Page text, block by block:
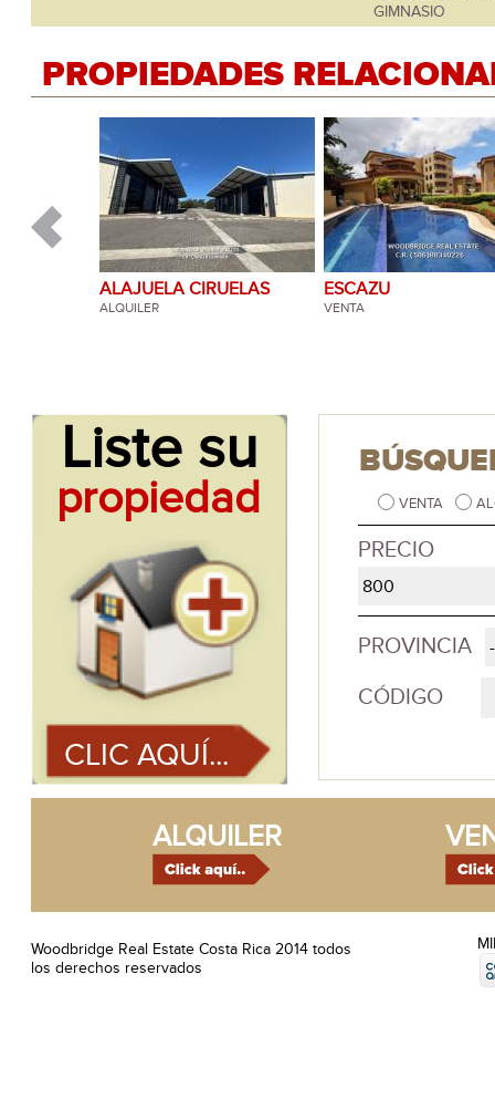
GIMNASIO
PROPIEDADES
ALAJUELA CIRUELAS
ALQUILER
ESCAZU
VENTA
Liste su
propiedad
CLIC AQUÍ...
VENTA
PRECIO
PROVINCIA
CÓDIGO
ALQUILER
Woodbridge Real Estate Costa Rica 2014 todos
los derechos reservados